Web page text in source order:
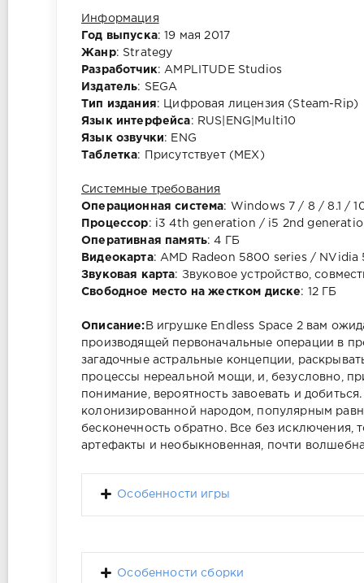
Информация
Год выпуска: 19 мая 2017
Жанр: Strategy
Разработчик: AMPLITUDE Studios
Издатель: SEGA
Тип издания: Цифровая лицензия (Steam-Rip)
Язык интерфейса: RUS|ENG|Multi10
Язык озвучки: ENG
Таблетка: Присутствует (MEX)
Системные требования
Операционная система: Windows 7 / 8 / 8.1 /
Процессор: i3 4th generation / i5 2nd
Оперативная память: 4 ГБ
Видеокарта: AMD Radeon 5800 series / NVidia
Звуковая карта: Звуковое устройство,
Свободное место на жестком диске: 12 ГБ
Описание: В игрушке Endless Space 2 вам
производящей первоначальные операции в
загадочные астральные концепции,
процессы нереальной мощи, и, безусловно,
понимание, вероятность завоевать и
колонизированной народом, популярным
бесконечность обратно. Все без исключения,
артефакты и необыкновенная, почти
Особенности игры
Особенности сборки